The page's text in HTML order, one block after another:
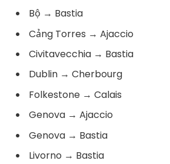
Bộ → Bastia
Cảng Torres → Ajaccio
Civitavecchia → Bastia
Dublin → Cherbourg
Folkestone → Calais
Genova → Ajaccio
Genova → Bastia
Livorno → Bastia